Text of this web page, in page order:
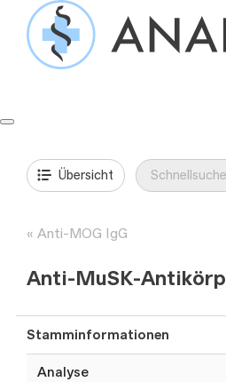
Springe
Inhalt
Übersicht
Anti-MOG IgG
Anti-MuSK-
Stamminformationen
Analyse